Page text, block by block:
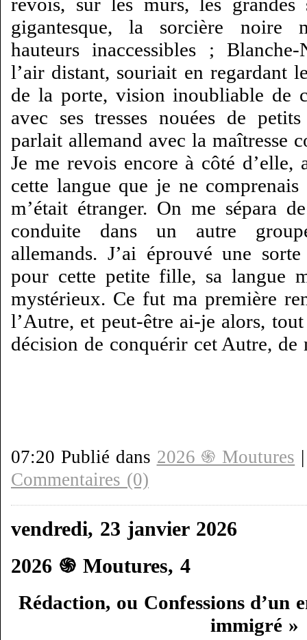
gigantesque, la sorcière noire
hauteurs inaccessibles ;
l’air distant, souriait en regardant
de la porte, vision inoubliable de
avec ses tresses nouées de
parlait allemand avec la maîtresse
Je me revois encore à côté d’elle,
cette langue que je ne
m’était étranger. On me sépara
conduite dans un autre
allemands. J’ai éprouvé une
pour cette petite fille, sa langue
mystérieux. Ce fut ma première
l’Autre, et peut-être ai-je alors,
décision de conquérir cet Autre, de
07:20 Publié dans 2026 ֍ Moutures
Commentaires (0)
vendredi, 23 janvier 2026
2026 ֍ Moutures, 4
Rédaction, ou Confessions
immigré »